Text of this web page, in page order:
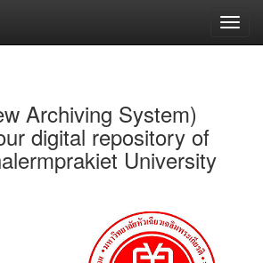
Archiving System)
digital repository of
University